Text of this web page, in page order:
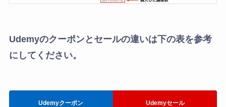
Udemyのクーポンとセールの違いは下の表を参考
にしてください。
Udemyクーポン Udemyセール